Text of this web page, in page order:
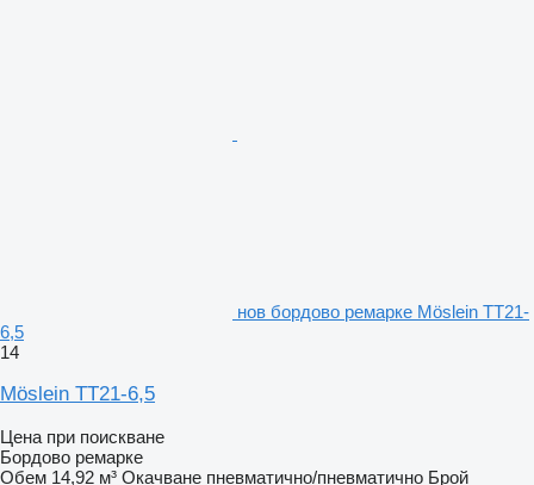
нов бордово ремарке Möslein TT21-
6,5
14
Möslein TT21-6,5
Цена при поискване
Бордово ремарке
Обем 14,92 м³ Окачване пневматично/пневматично Брой